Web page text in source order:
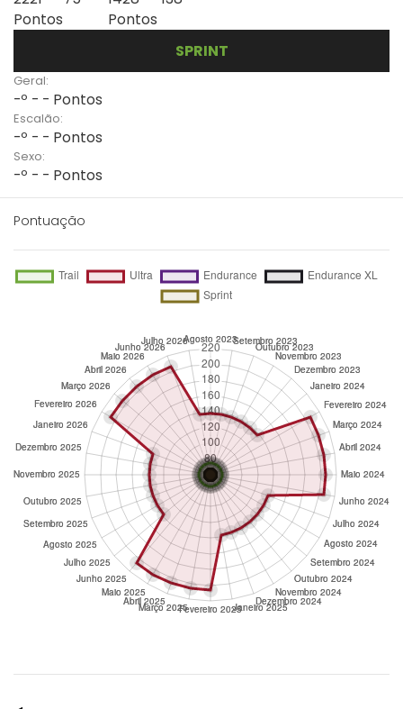
Pontos
Pontos
SPRINT
Geral:
-º - - Pontos
Escalão:
-º - - Pontos
Sexo:
-º - - Pontos
Pontuação